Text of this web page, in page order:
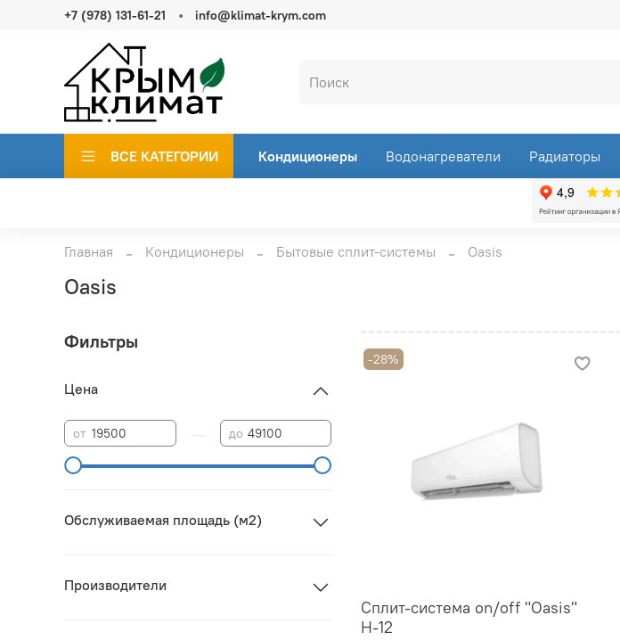
+7 (978) 131-61-21 info@klimat-krym.com
ВСЕ КАТЕГОРИИ Кондиционеры Водонагреватели Радиаторы
Главная Кондиционеры Бытовые сплит-системы Oasis
Oasis
-28%
Сплит-система on/off "Oasis"
H-12
Фильтры
Цена
от до
Обслуживаемая площадь (м2)
Производители